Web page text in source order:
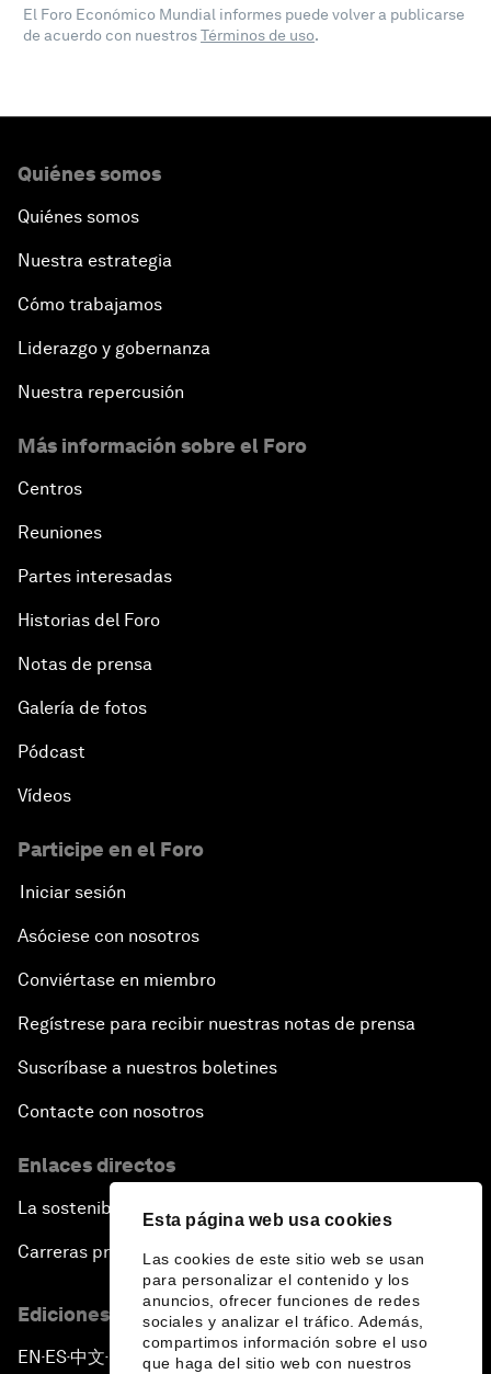
Esta página web usa cookies
Las cookies de este sitio web se usan
para personalizar el contenido y los
anuncios, ofrecer funciones de redes
sociales y analizar el tráfico. Además,
compartimos información sobre el uso
que haga del sitio web con nuestros
El Foro Económico Mundial informes puede volver a publicarse
de acuerdo con nuestrosTérminos de uso.
Quiénes somos
Quiénes somos
Nuestra estrategia
Cómo trabajamos
Liderazgo y gobernanza
Nuestra repercusión
Más información sobre el Foro
Centros
Reuniones
Partes interesadas
Historias del Foro
Notas de prensa
Galería de fotos
Pódcast
Vídeos
Participe en el Foro
Iniciar sesión
Asóciese con nosotros
Conviértase en miembro
Regístrese para recibir nuestras notas de prensa
Suscríbase a nuestros boletines
Contacte con nosotros
Enlaces directos
La sostenibilidad en el Foro
Carreras profesionales
Ediciones en otros idiomas
EN ▪ ES▪中文▪ 日本語